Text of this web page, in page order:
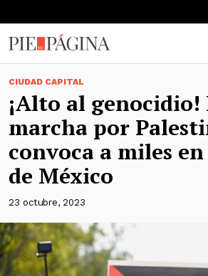
CIUDAD CAPITAL
¡Alto al genocidio!
marcha por
convoca a miles
de México
23 octubre, 2023